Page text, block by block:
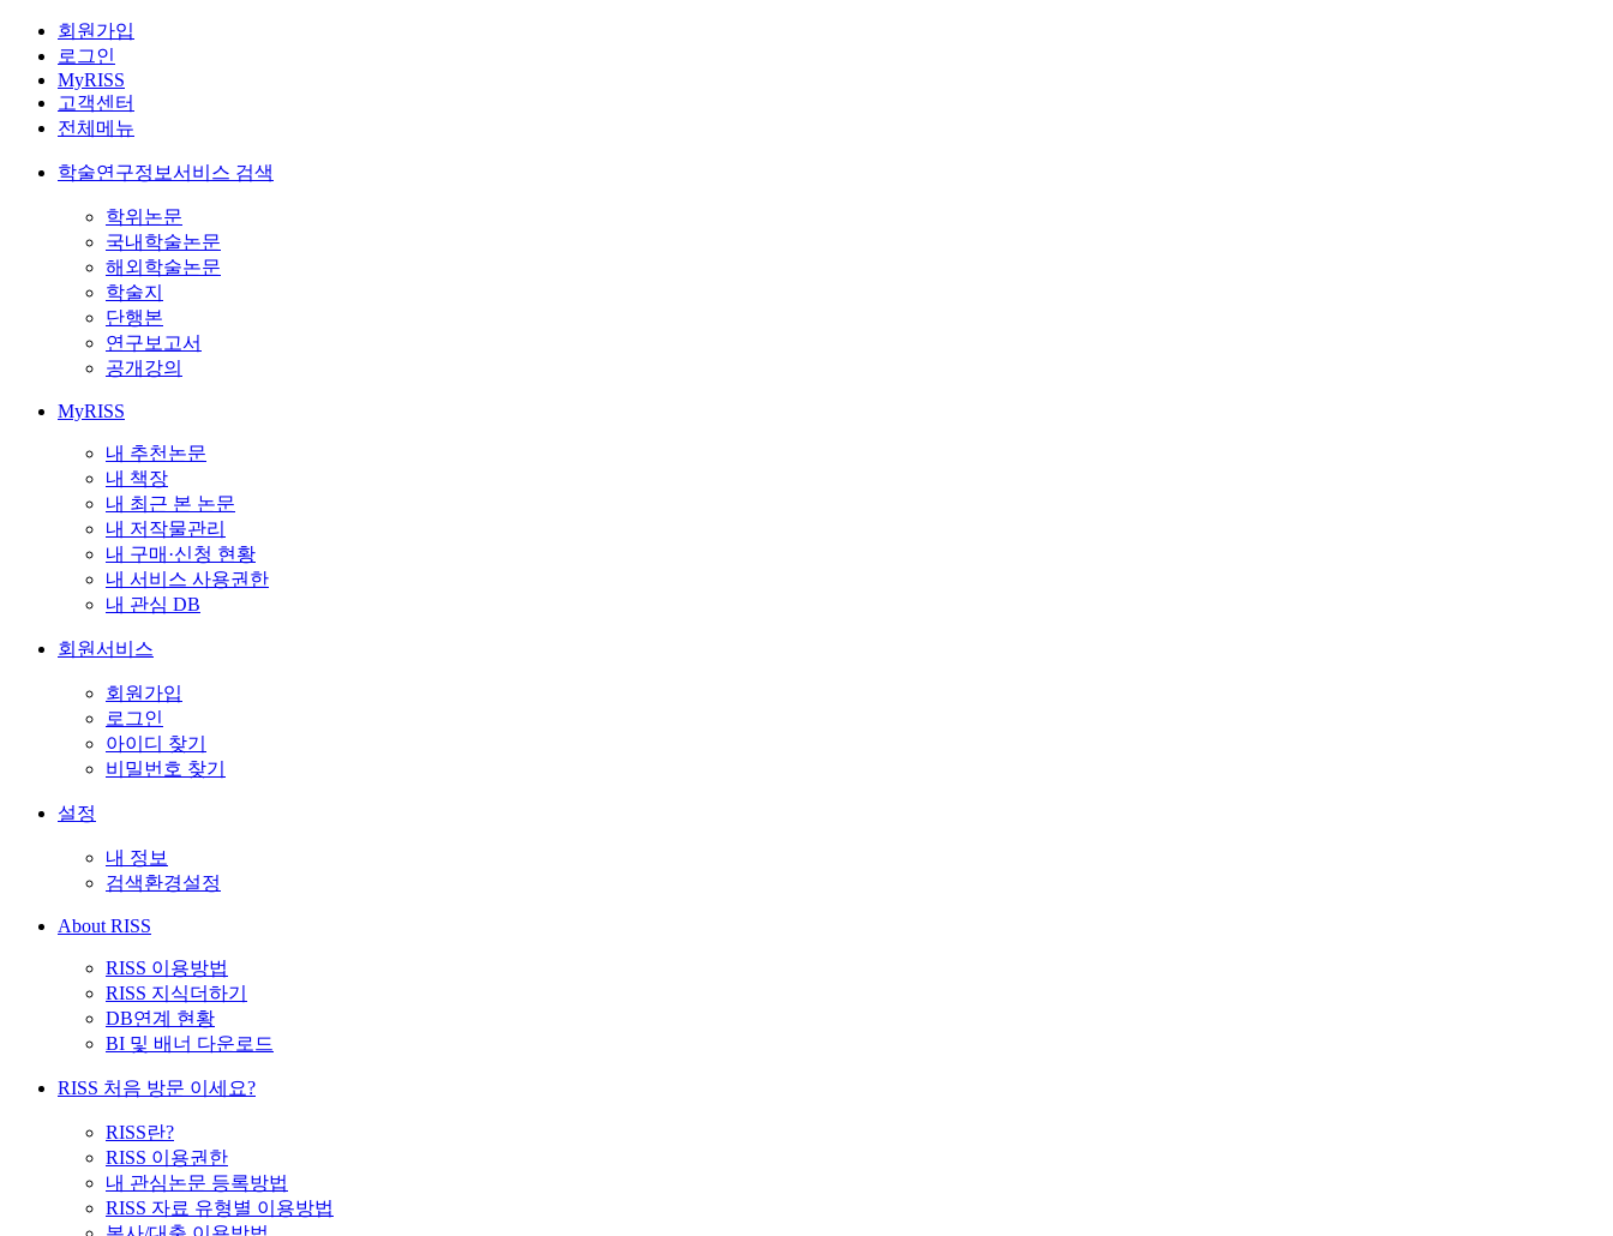
회원가입
로그인
MyRISS
고객센터
전체메뉴
학술연구정보서비스 검색
학위논문
국내학술논문
해외학술논문
학술지
단행본
연구보고서
공개강의
MyRISS
내 추천논문
내 책장
내 최근 본 논문
내 저작물관리
내 구매·신청 현황
내 서비스 사용권한
내 관심 DB
회원서비스
회원가입
로그인
아이디 찾기
비밀번호 찾기
설정
내 정보
검색환경설정
About RISS
RISS 이용방법
RISS 지식더하기
DB연계 현황
BI 및 배너 다운로드
RISS 처음 방문 이세요?
RISS란?
RISS 이용권한
내 관심논문 등록방법
RISS 자료 유형별 이용방법